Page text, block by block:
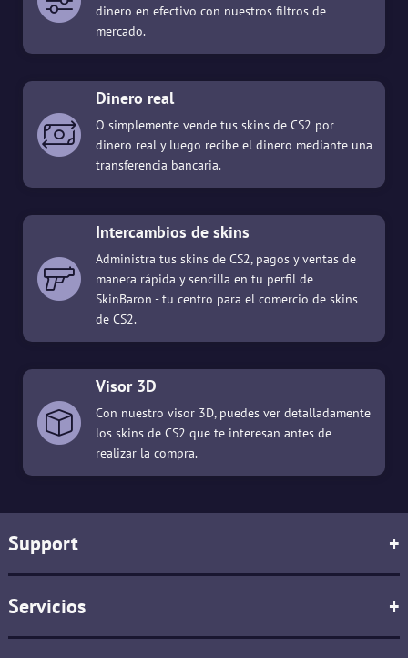
dinero en efectivo con nuestros filtros de
mercado.
Dinero real
O simplemente vende tus skins de CS2 por
dinero real y luego recibe el dinero mediante una
transferencia bancaria.
Intercambios de skins
Administra tus skins de CS2, pagos y ventas de
manera rápida y sencilla en tu perfil de
SkinBaron - tu centro para el comercio de skins
de CS2.
Visor 3D
Con nuestro visor 3D, puedes ver detalladamente
los skins de CS2 que te interesan antes de
realizar la compra.
Support +
Servicios +